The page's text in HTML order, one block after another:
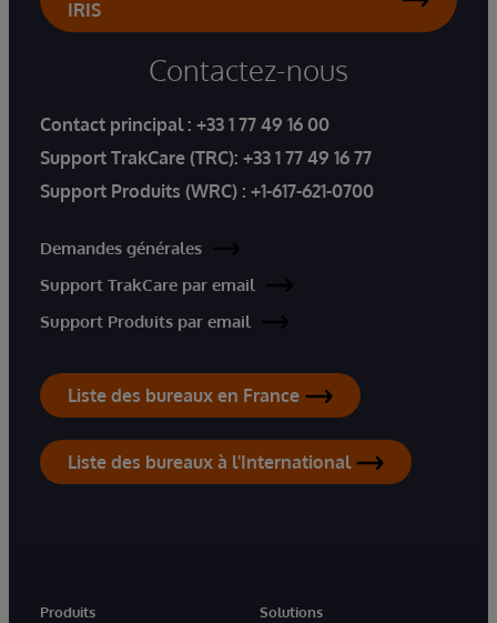
IRIS
Contactez-nous
Contact principal : +33 1 77 49 16 00
Support TrakCare (TRC): +33 1 77 49 16 77
Support Produits (WRC) : +1-617-621-0700
Demandes générales
Support TrakCare par email
Support Produits par email
Liste des bureaux en France
Liste des bureaux à l'International
Produits
Solutions